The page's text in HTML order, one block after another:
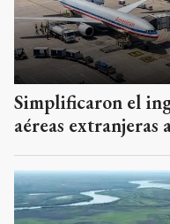
Simplificaron el
aéreas